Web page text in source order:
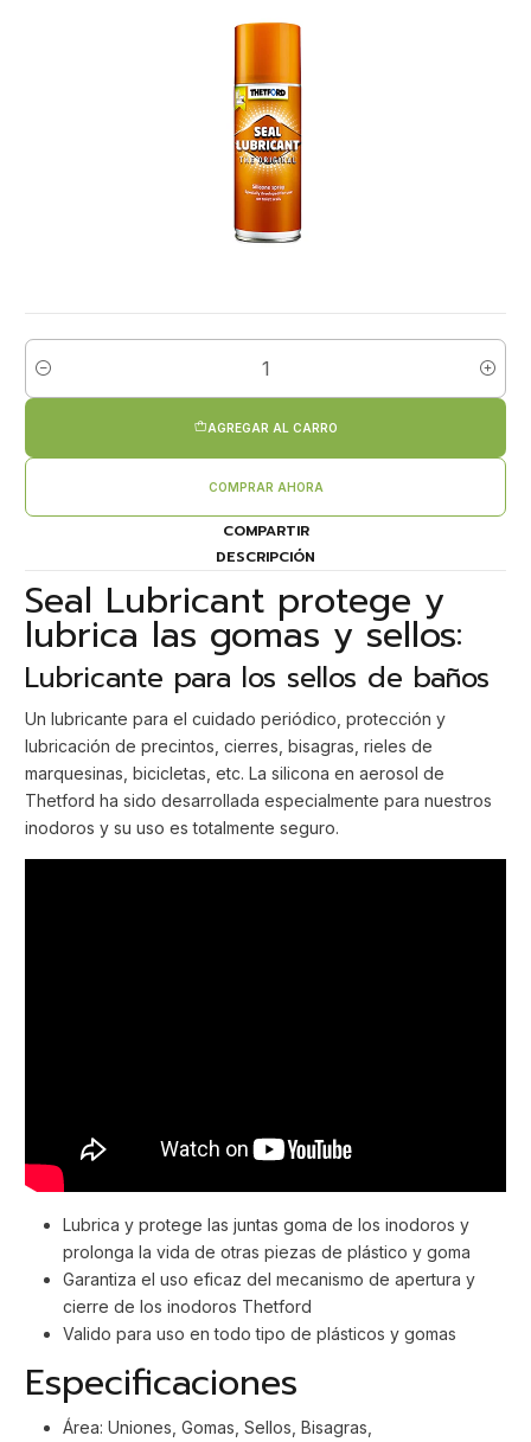
Cantidad
AGREGAR AL CARRO
COMPRAR AHORA
COMPARTIR
DESCRIPCIÓN
Seal Lubricant protege y
lubrica las gomas y sellos:
Lubricante para los sellos de baños
Un lubricante para el cuidado periódico, protección y
lubricación de precintos, cierres, bisagras, rieles de
marquesinas, bicicletas, etc. La silicona en aerosol de
Thetford ha sido desarrollada especialmente para nuestros
inodoros y su uso es totalmente seguro.
Lubrica y protege las juntas goma de los inodoros y
prolonga la vida de otras piezas de plástico y goma
Garantiza el uso eficaz del mecanismo de apertura y
cierre de los inodoros Thetford
Valido para uso en todo tipo de plásticos y gomas
Especificaciones
Área: Uniones, Gomas, Sellos, Bisagras,